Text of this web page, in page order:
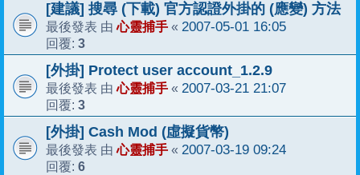
[建議] 搜尋 (下載) 官方認證外掛的 (應變) 方法
最後發表 由心靈捕手 « 2007-05-01 16:05
回覆: 3
[外掛] Protect user account_1.2.9
最後發表 由心靈捕手 « 2007-03-21 21:07
回覆: 3
[外掛] Cash Mod (虛擬貨幣)
最後發表 由心靈捕手 « 2007-03-19 09:24
回覆: 6